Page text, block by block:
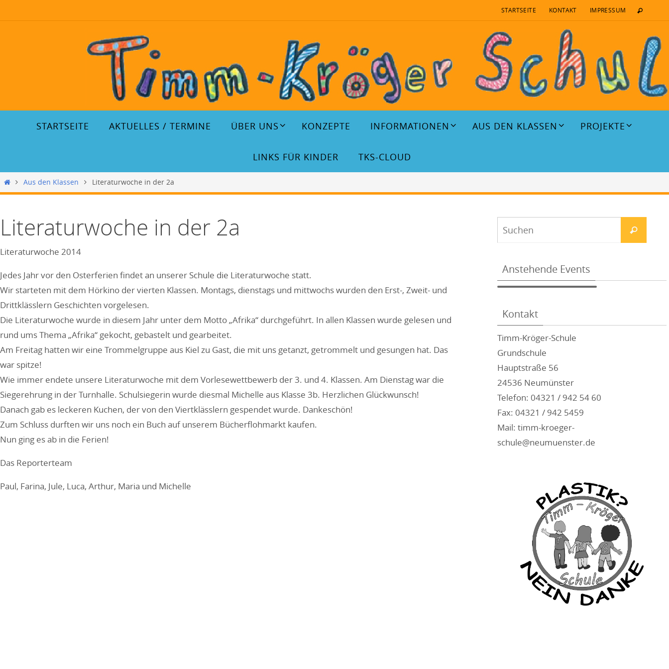
STARTSEITE KONTAKT IMPRESSUM
STARTSEITE AKTUELLES / TERMINE ÜBER UNS KONZEPTE INFORMATIONEN AUS DEN KLASSEN PROJEKTE
LINKS FÜR KINDER TKS-CLOUD
Aus den Klassen Literaturwoche in der 2a
Literaturwoche in der 2a
Literaturwoche 2014
Jedes Jahr vor den Osterferien findet an unserer Schule die Literaturwoche statt.
Wir starteten mit dem Hörkino der vierten Klassen. Montags, dienstags und mittwochs wurden den Erst-, Zweit- und
Drittklässlern Geschichten vorgelesen.
Die Literaturwoche wurde in diesem Jahr unter dem Motto „Afrika“ durchgeführt. In allen Klassen wurde gelesen und
rund ums Thema „Afrika“ gekocht, gebastelt und gearbeitet.
Am Freitag hatten wir eine Trommelgruppe aus Kiel zu Gast, die mit uns getanzt, getrommelt und gesungen hat. Das
war spitze!
Wie immer endete unsere Literaturwoche mit dem Vorlesewettbewerb der 3. und 4. Klassen. Am Dienstag war die
Siegerehrung in der Turnhalle. Schulsiegerin wurde diesmal Michelle aus Klasse 3b. Herzlichen Glückwunsch!
Danach gab es leckeren Kuchen, der von den Viertklässlern gespendet wurde. Dankeschön!
Zum Schluss durften wir uns noch ein Buch auf unserem Bücherflohmarkt kaufen.
Nun ging es ab in die Ferien!
Das Reporterteam
Paul, Farina, Jule, Luca, Arthur, Maria und Michelle
Anstehende Events
Kontakt
Timm-Kröger-Schule
Grundschule
Hauptstraße 56
24536 Neumünster
Telefon: 04321 / 942 54 60
Fax: 04321 / 942 5459
Mail: timm-kroeger-
schule@neumuenster.de